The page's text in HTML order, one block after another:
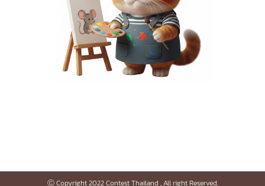
Ⓒ Copyright 2022 Contest Thailand , All right Reserved.